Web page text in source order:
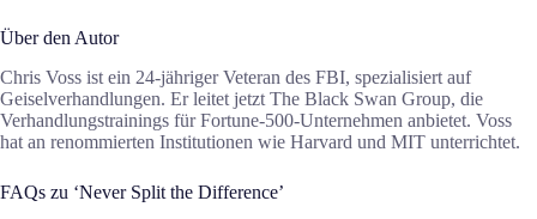
Über den Autor
Chris Voss ist ein 24-jähriger Veteran des FBI, spezialisiert auf
Geiselverhandlungen. Er leitet jetzt The Black Swan Group, die
Verhandlungstrainings für Fortune-500-Unternehmen anbietet. Voss
hat an renommierten Institutionen wie Harvard und MIT unterrichtet.
FAQs zu ‘Never Split the Difference’